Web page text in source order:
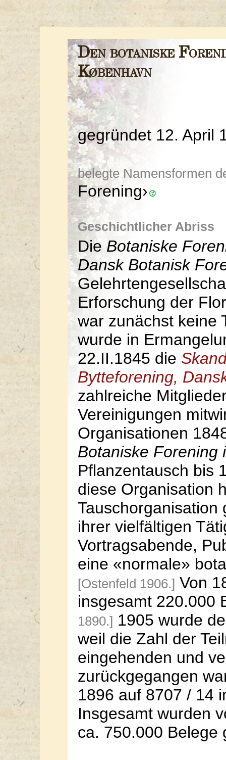
Den botaniske
København
gegründet 12. April
belegte Namensformen
Forening›
Geschichtlicher Abriss
Die Botaniske
Dansk Botanisk
Erforschung der
war zunächst keine
wurde in
22.II.1845 die
Bytteforening,
zahlreiche
Vereinigungen
Organisationen
Botaniske Forening
Pflanzentausch bis
diese Organisation
Tauschorganisation
ihrer vielfältigen
Vortragsabende,
eine «normale»
[Ostenfeld 1906.] Von
insgesamt 220.000
1890.] 1905 wurde
weil die Zahl der
eingehenden und
zurückgegangen
1896 auf 8707 / 14
Insgesamt wurden
ca. 750.000